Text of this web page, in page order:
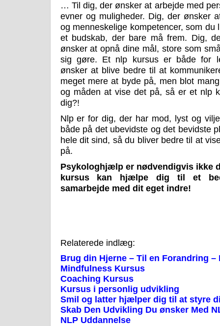
… Til dig, der ønsker at arbejde med
evner og muligheder. Dig, der ønsker
og menneskelige kompetencer, som du
et budskab, der bare må frem. Dig,
ønsker at opnå dine mål, store som
sig gøre. Et nlp kursus er både for
ønsker at blive bedre til at
meget mere at byde på, men blot
og måden at vise det på, så er et nlp
dig?!
Nlp er for dig, der har mod, lyst og
både på det ubevidste og det bevidste
hele dit sind, så du bliver bedre til at
på.
Psykologhjælp er nødvendigvis ikke
kursus kan hjælpe dig til et
samarbejde med dit eget indre!
Relaterede indlæg:
Brug din Hjerne – Til en Forandring –
Mindfulness Kursus
Coaching Kursus
Kursus i personlig udvikling
Smil og latter hjælper dig til at styre
Skab Den Udvikling Du ønsker Med
NLP Uddannelse